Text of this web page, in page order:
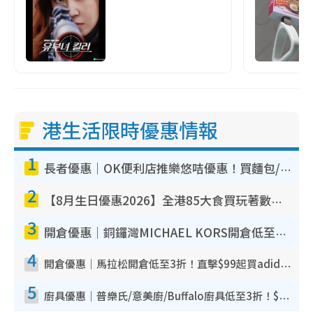
港生活限時優惠情報
1 長者優惠｜OK便利店推樂悠咭優惠！買麵包/牛奶/保健品拍卡即減
2 【8月生日優惠2026】全港85大食買玩著數攻略 自助餐/火鍋放題同行免費＋誠品/DONKI送現金券
3 開倉優惠｜銅鑼灣MICHAEL KORS開倉低至17折！直擊$500起買手袋/銀包/鞋款 必買經典Jet Set系列
4 開倉優惠｜馬拉松開倉低至3折！直擊$99起買adidas／New Balance／Puma鞋款 STANLEY保溫杯劈價至$119起
5 廚具優惠｜普樂氏/意美廚/Buffalo廚具低至3折！$89起買煎鍋／炒鑊／個人鍋 同場小家電激減至$99起